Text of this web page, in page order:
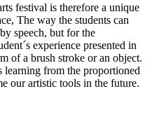
festival is therefore a unique
The way the students can
speech, but for the
experience presented in
of a brush stroke or an object.
learning from the proportioned
our artistic tools in the future.